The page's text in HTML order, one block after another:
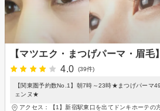
【マツエク・まつげパーマ・眉
4.0
(39件)
【関東圏予約数No.1】朝7時～23時★まつげパーマ
ェンヌ★
アクセス：【1】新宿駅東口を出てドンキホーテの